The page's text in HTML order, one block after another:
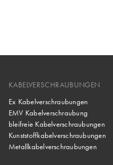
KABELVERSCHRAUBUNGEN
Ex Kabelverschraubungen
EMV Kabelverschraubung
bleifreie Kabelverschraubungen
Kunststoffkabelverschraubungen
Metallkabelverschraubungen